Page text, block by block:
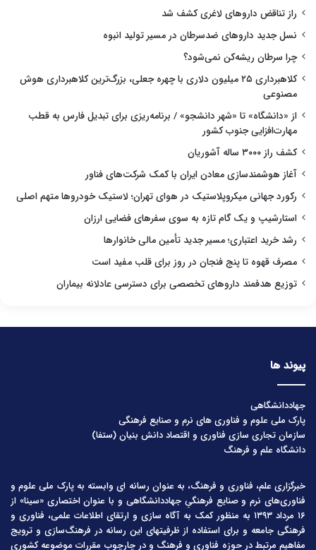
راز تناقض داروهای لاغری کشف شد
نسل جدید داروهای ضدسرطان در مسیر تولید انبوه
چرا سرطان ریشه‌کن نمی‌شود؟
کلاهبرداری ۲۵ میلیون دلاری با چهره جعلی، بزرگ‌ترین کلاهبرداری هوش
مصنوعی
از «دانشگاه» تا «شهر دانشجو» / برنامه‌ریزی برای تبدیل فارس به قطب
مهارت‌افزایی جنوب کشور
کشف راز ۳۰۰۰ ساله آشوریان
آغاز هوشمندسازی معادن ایران با کمک شرکت‌های فناور
رکورد جهانی میکروپلاستیک در هوای تهران؛ لاستیک خودروها متهم اصلی
استارشیپ و یک گام تازه به سوی سفرهای فضایی ارزان
رشد خرید اعتباری؛ مسیر جدید تأمین مالی خانوارها
مصرف قهوه تا پنج فنجان در روز برای قلب مفید است
توزیع هدفمند داروهای تخصصی برای دسترسی عادلانه بیماران
پیوند ها
جهاددانشگاهی
پارک ملی علوم و فناوری های نرم و صنایع فرهنگی
سازمان تجاری سازی فناوری و اقتصاد دانش بنیان (ستفا)
دانشگاه علم و فرهنگ
خبرگزاری علم، فناوری و فرهنگ، به عنوان رسانه ای وابسته به پارک ملی علوم و
فناوری‌های نرم و صنایع فرهنگیِ جهاددانشگاهی و با عنوان اختصاری «سینا» از
۱۶ مرداد ۱۳۹۳ به منظور کمک به آگاه سازی و ارتقای اطلاعات علمی، فناوری و
فرهنگی جامعه و برای استفاده از ظرفیتهای این رسانه در فرهنگ‌سازی و ترویج
مفاهیم مرتبط در حوزه فناوری و فرهنگ و در چارچوب مقررات موضوعه کشوری